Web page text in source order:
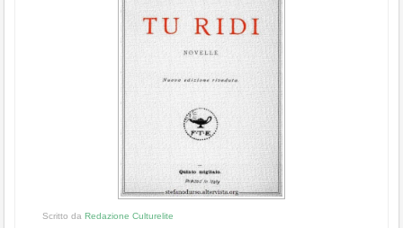
Scritto da Redazione Culturelite